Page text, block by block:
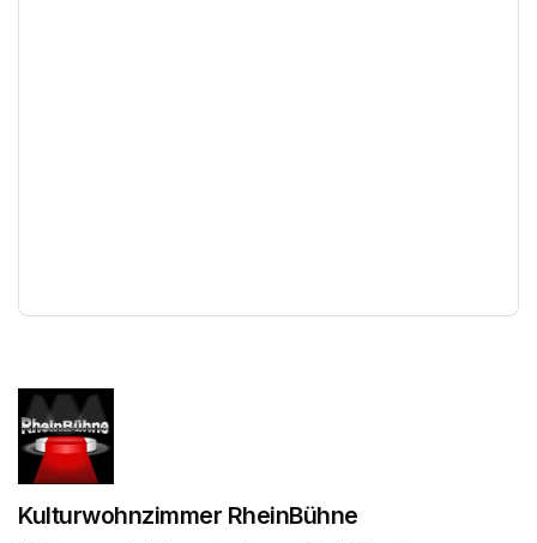
Kulturwohnzimmer RheinBühne